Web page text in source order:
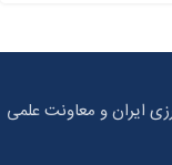
ایران و معاونت علمی